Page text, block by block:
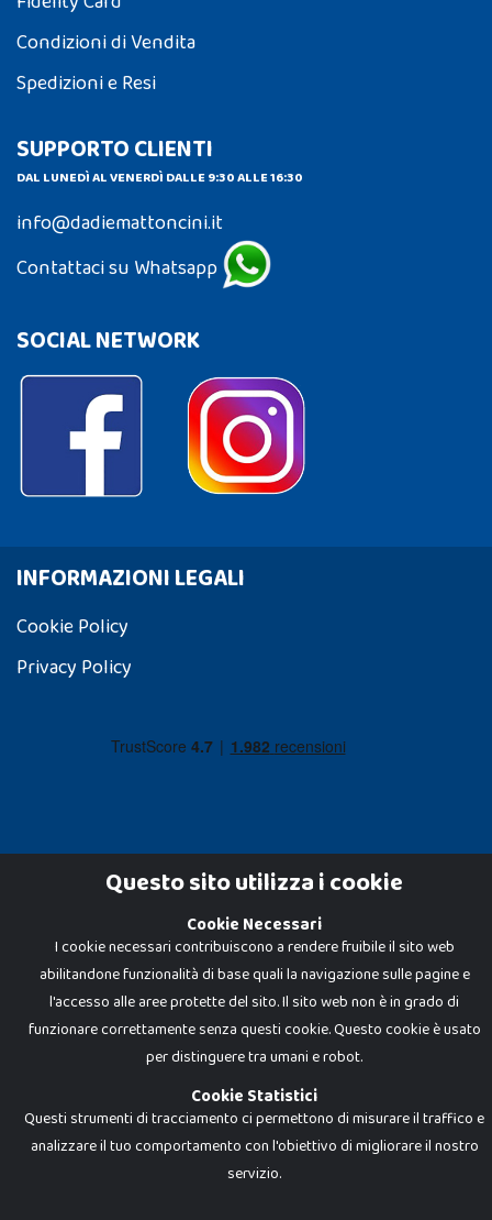
Condizioni di Vendita
Spedizioni e Resi
SUPPORTO CLIENTI
DAL LUNEDÌ AL VENERDÌ DALLE 9:30 ALLE 16:30
info@dadiemattoncini.it
Contattaci su Whatsapp
SOCIAL NETWORK
INFORMAZIONI LEGALI
Cookie Policy
Privacy Policy
Dadi e Mattoncini è un brand di Giocabene Srl. Ogni riproduzione o utilizzo non
espressamente autorizzato è severamente vietato. Tutti i loghi, marchi,
brand elencati nel presente shop sono di proprietà dei rispettivi titolari.
I prezzi e le promozioni pubblicate potrebbero differire da quanto esposto in
negozio.
Giocabene Srl - via della Posta 8, 20123 Milano (MI)
P.IVA 02608090425 - REA AN201199 - C.S. 10.000 i.v.
Questo sito utilizza i cookie
Cookie Necessari
I cookie necessari contribuiscono a rendere fruibile il sito web
abilitandone funzionalità di base quali la navigazione sulle pagine e
l'accesso alle aree protette del sito. Il sito web non è in grado di
funzionare correttamente senza questi cookie. Questo cookie è usato
per distinguere tra umani e robot.
Cookie Statistici
Questi strumenti di tracciamento ci permettono di misurare il traffico e
analizzare il tuo comportamento con l'obiettivo di migliorare il nostro
servizio.